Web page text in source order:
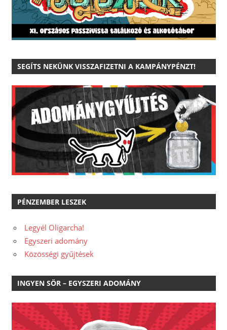
SEGÍTS NEKÜNK VISSZAFIZETNI A KAMPÁNYPÉNZT!
PÉNZEMBER LESZEK
Legyél Oligarcha!
Egyszeri adomány
Közösségi gyűjtések
INGYEN SÖR – EGYSZERI ADOMÁNY